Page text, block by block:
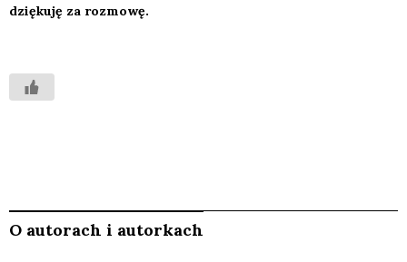
dzię­ku­ję za roz­mo­wę.
O autorach i autorkach